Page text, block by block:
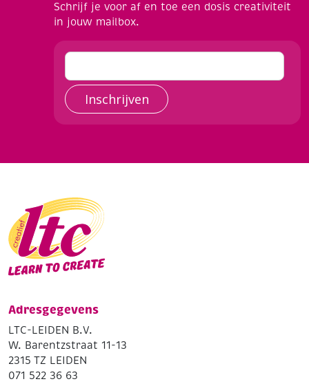
Schrijf je voor af en toe een dosis creativiteit
in jouw mailbox.
Inschrijven
Adresgegevens
LTC-LEIDEN B.V.
W. Barentzstraat 11-13
2315 TZ LEIDEN
071 522 36 63